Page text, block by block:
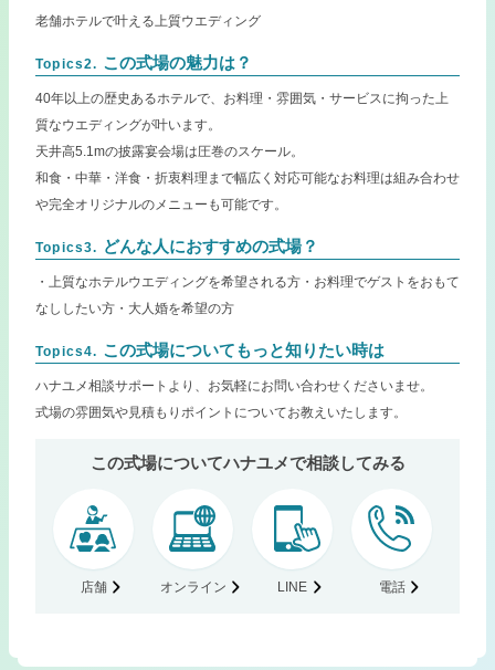
老舗ホテルで叶える上質ウエディング
Topics2. この式場の魅力は？
40年以上の歴史あるホテルで、お料理・雰囲気・サービスに拘った上
質なウエディングが叶います。
天井高5.1mの披露宴会場は圧巻のスケール。
和食・中華・洋食・折衷料理まで幅広く対応可能なお料理は組み合わせ
や完全オリジナルのメニューも可能です。
Topics3. どんな人におすすめの式場？
・上質なホテルウエディングを希望される方・お料理でゲストをおもて
なししたい方・大人婚を希望の方
Topics4. この式場についてもっと知りたい時は
ハナユメ相談サポートより、お気軽にお問い合わせくださいませ。
式場の雰囲気や見積もりポイントについてお教えいたします。
この式場についてハナユメで相談してみる
店舗 オンライン LINE 電話